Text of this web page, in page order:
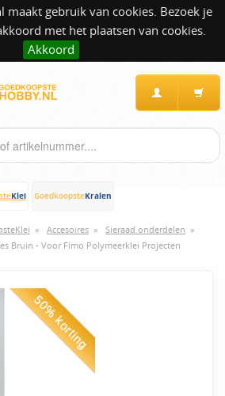
maakt gebruik van cookies. Bezoek je
met het plaatsen van cookies.
Akkoord
Klei GoedkoopsteKralen
» Accesoires » Sieraad onderdelen »
Bruin - Voor Fimo Polymeerklei Projecten
50% korting